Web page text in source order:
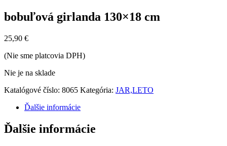
bobuľová girlanda 130×18 cm
25,90 €
(Nie sme platcovia DPH)
Nie je na sklade
Katalógové číslo: 8065 Kategória: JAR,LETO
Ďalšie informácie
Ďalšie informácie